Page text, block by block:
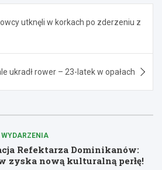
utknęli w korkach po zderzeniu z
ukradł rower – 23-latek w opałach
WYDARZENIA
Refektarza Dominikanów:
zyska nową kulturalną perłę!